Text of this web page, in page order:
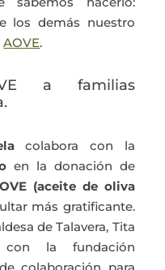
los demás nuestro
AOVE.
a familias
colabora con la
en la donación de
(aceite de oliva
más gratificante.
de Talavera, Tita
con la fundación